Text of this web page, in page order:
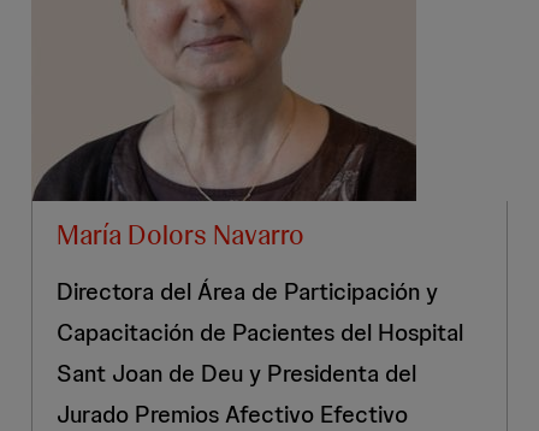
María Dolors Navarro
Directora del Área de Participación y
Capacitación de Pacientes del Hospital
Sant Joan de Deu y Presidenta del
Jurado Premios Afectivo Efectivo